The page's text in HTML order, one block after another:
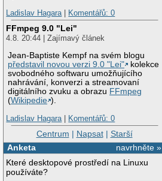
Ladislav Hagara | Komentářů: 0
FFmpeg 9.0 "Lei"
4.8. 20:44 | Zajímavý článek
Jean-Baptiste Kempf na svém blogu
představil novou verzi 9.0 "Lei"
kolekce
svobodného softwaru umožňujícího
nahrávání, konverzi a streamovaní
digitálního zvuku a obrazu FFmpeg
(Wikipedie ).
Ladislav Hagara | Komentářů: 0
Centrum | Napsat| Starší
navrhněte »
Anketa
Které desktopové prostředí na Linuxu
používáte?